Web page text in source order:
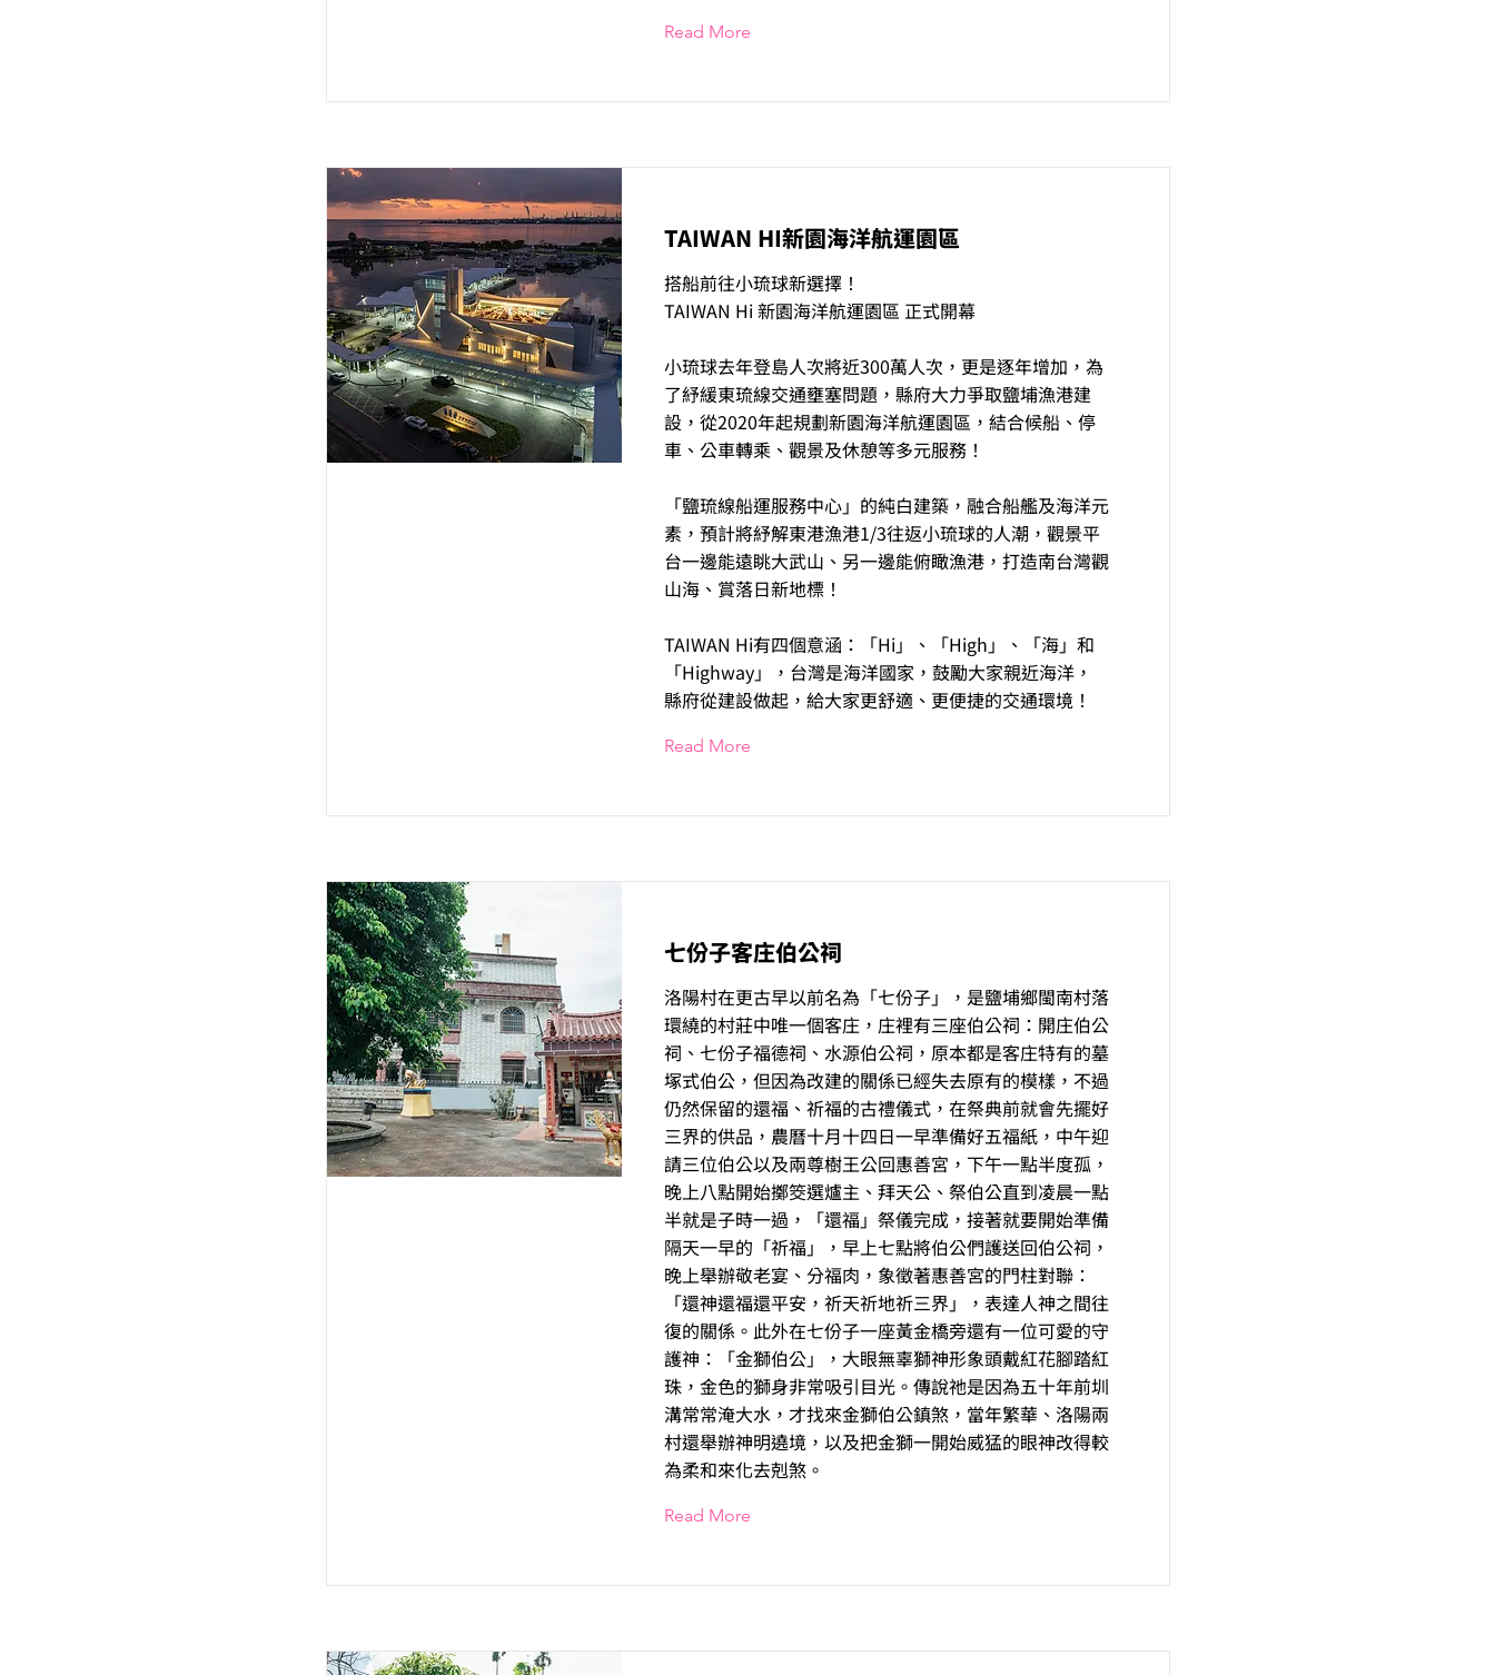
Read More
TAIWAN HI新園海洋航運園區
搭船前往小琉球新選擇！
TAIWAN Hi 新園海洋航運園區 正式開幕
小琉球去年登島人次將近300萬人次，更是逐年增加，為
了紓緩東琉線交通壅塞問題，縣府大力爭取鹽埔漁港建
設，從2020年起規劃新園海洋航運園區，結合候船、停
車、公車轉乘、觀景及休憩等多元服務！
「鹽琉線船運服務中心」的純白建築，融合船艦及海洋元
素，預計將紓解東港漁港1/3往返小琉球的人潮，觀景平
台一邊能遠眺大武山、另一邊能俯瞰漁港，打造南台灣觀
山海、賞落日新地標！
TAIWAN Hi有四個意涵：「Hi」、「High」、「海」和
「Highway」，台灣是海洋國家，鼓勵大家親近海洋，
縣府從建設做起，給大家更舒適、更便捷的交通環境！
Read More
七份子客庄伯公祠
洛陽村在更古早以前名為「七份子」，是鹽埔鄉閩南村落
環繞的村莊中唯一個客庄，庄裡有三座伯公祠：開庄伯公
祠、七份子福德祠、水源伯公祠，原本都是客庄特有的墓
塚式伯公，但因為改建的關係已經失去原有的模樣，不過
仍然保留的還福、祈福的古禮儀式，在祭典前就會先擺好
三界的供品，農曆十月十四日一早準備好五福紙，中午迎
請三位伯公以及兩尊樹王公回惠善宮，下午一點半度孤，
晚上八點開始擲筊選爐主、拜天公、祭伯公直到凌晨一點
半就是子時一過，「還福」祭儀完成，接著就要開始準備
隔天一早的「祈福」，早上七點將伯公們護送回伯公祠，
晚上舉辦敬老宴、分福肉，象徵著惠善宮的門柱對聯：
「還神還福還平安，祈天祈地祈三界」，表達人神之間往
復的關係。此外在七份子一座黃金橋旁還有一位可愛的守
護神：「金獅伯公」，大眼無辜獅神形象頭戴紅花腳踏紅
珠，金色的獅身非常吸引目光。傳說祂是因為五十年前圳
溝常常淹大水，才找來金獅伯公鎮煞，當年繁華、洛陽兩
村還舉辦神明遶境，以及把金獅一開始威猛的眼神改得較
為柔和來化去剋煞。
Read More